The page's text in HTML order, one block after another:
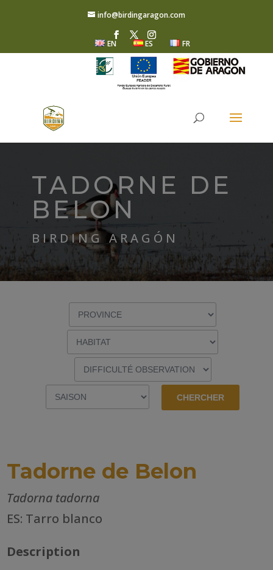
info@birdingaragon.com
EN ES FR
TADORNE DE
BELON
BIRDING ARAGÓN
Tadorne de Belon
Tadorna tadorna
ES: Tarro blanco
Description